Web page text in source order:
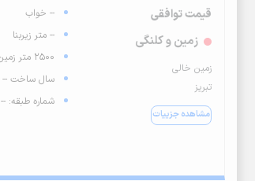
قیمت توافقی
زمین و کلنگی
زمین خالی
تبریز
مشاهده جزییات
-- خواب
-- متر زیربنا
2500 متر زمین
سال ساخت --
شماره طبقه: --